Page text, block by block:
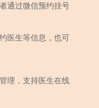
通过微信预约挂号
医生等信息，也可
理，支持医生在线